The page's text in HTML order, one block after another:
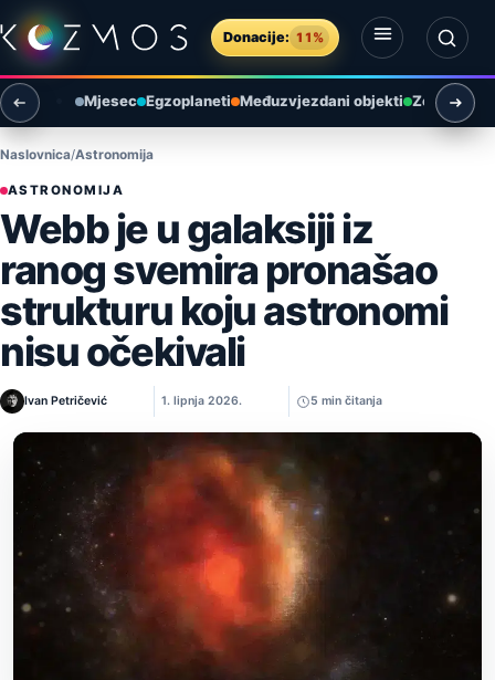
Preskoči na sadržaj
Donacije: 11%
Otvori izbornik
Otvori pretragu
Mjesec Egzoplaneti Međuzvjezdani objekti Zemlja i
Naslovnica Astronomija
ASTRONOMIJA
Webb je u galaksiji iz
ranog svemira pronašao
strukturu koju astronomi
nisu očekivali
Ivan Petričević 1. lipnja 2026. 5 min čitanja